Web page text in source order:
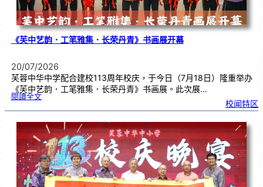
《芙中艺韵．工笔雅集．长荣丹青》书画展开幕
20/07/2026
芙蓉中华中学配合建校113周年校庆，于今日（7月18日）隆重举办
《芙中艺韵．工笔雅集．长荣丹青》书画展。此次展…
閱讀全文:《
艺
．
工
笔
雅
．
长
荣
丹
青
》
书
画
展
开
幕
校闻特区